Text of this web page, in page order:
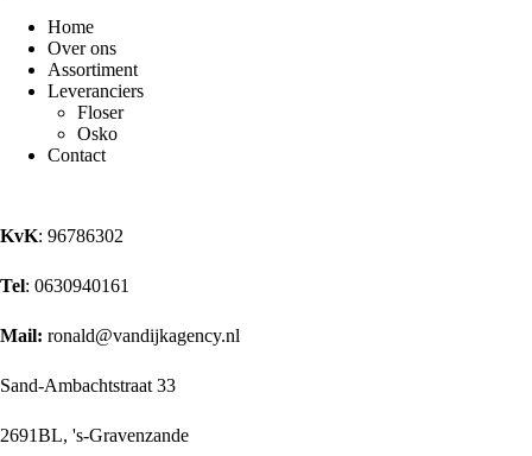
Home
Over ons
Assortiment
Leveranciers
Floser
Osko
Contact
KvK: 96786302
Tel: 0630940161
Mail: ronald@vandijkagency.nl
Sand-Ambachtstraat 33
2691BL, 's-Gravenzande